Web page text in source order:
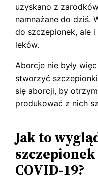
uzyskano z
namnażane do dziś.
do szczepionek, ale
leków.
Aborcje nie były
stworzyć
się aborcji, by
produkować z nich
Jak to
COVID-19?